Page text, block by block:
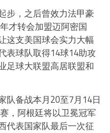
步，之后曾效力法甲豪
才转会加盟迈阿密国
这支美国球会实力大幅
表球队取得14球14助攻
足球大联盟高居联盟和
队备战本月20至7月14日
，阿根廷将以卫冕冠军
代表国家队最后一次征